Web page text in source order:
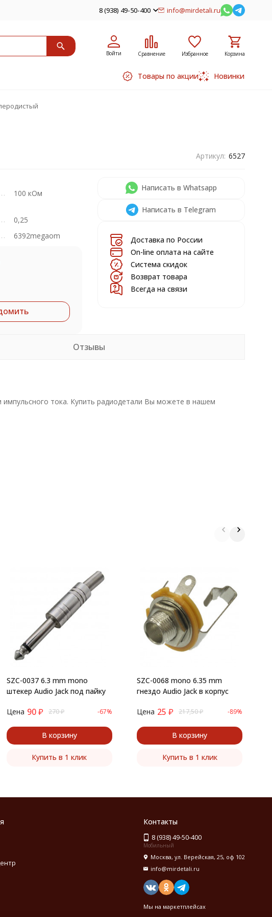
8 (938) 49-50-400 info@mirdetali.ru
Войти Сравнение Избранное Корзина
Товары по акции Новинки
Артикул: 6527
100 кОм
0,25
6392megaom
Написать в Whatsapp
Написать в Telegram
Доставка по России
On-line оплата на сайте
Система скидок
Возврат товара
Всегда на связи
Отзывы
тока. Купить радиодетали Вы можете в нашем
SZC-0037 6.3 mm mono
штекер Audio Jack под пайку
Цена 90₽ 270₽ -67%
В корзину
Купить в 1 клик
SZC-0068 mono 6.35 mm
гнездо Audio Jack в корпус
Цена 25 ₽ 217,50₽ -89%
В корзину
Купить в 1 клик
Контакты
8 (938) 49-50-400
Мобильный
Москва, ул. Верейская, 25, оф 102
info@mirdetali.ru
Мы на маркетплейсах